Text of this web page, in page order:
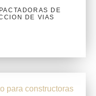
DE
DE VIAS